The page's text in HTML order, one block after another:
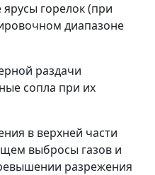
горелок (при
диапазоне
раздачи
сопла при их
в верхней части
выбросы газов и
разрежения